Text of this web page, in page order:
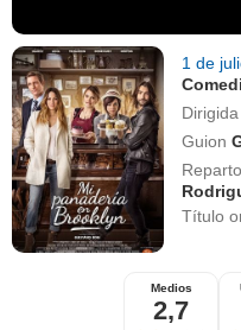
1 de
Guion
Reparto
Título
Medios
2,7